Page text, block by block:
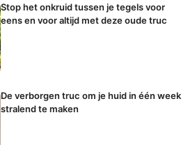
Stop het onkruid tussen je tegels voor
eens en voor altijd met deze oude truc
De verborgen truc om je huid in één week
stralend te maken